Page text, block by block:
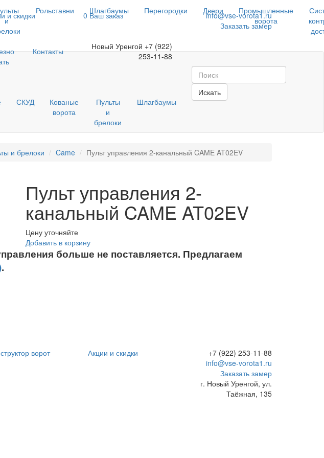
и
Рольставни Шлагбаумы Перегородки Двери
Промышленные
ворота
Контакты Новый Уренгой +7 (922)
253-11-88
и скидки 0 Ваш заказ
info@vse-vorota1.ru
Заказать замер
СКУД
Кованые
ворота
Пульты
и
брелоки
Шлагбаумы
Искать
и брелоки Came Пульт управления 2-канальный CAME AT02EV
Пульт управления 2-
канальный CAME AT02EV
Цену уточняйте
Добавить в корзину
больше не поставляется. Предлагаем
.
ворот Акции и скидки
+7 (922) 253-11-88
info@vse-vorota1.ru
Заказать замер
г. Новый Уренгой, ул.
Таёжная, 135